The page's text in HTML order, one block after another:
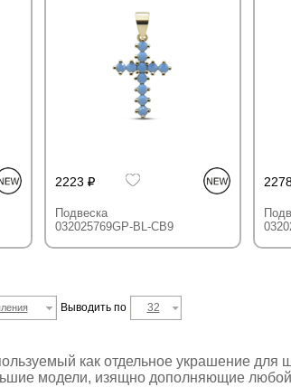
2223
Подвеска
032025769GP-BL-CB9
Выводить по 32
как отдельное украшение для
модели, изящно дополняющие